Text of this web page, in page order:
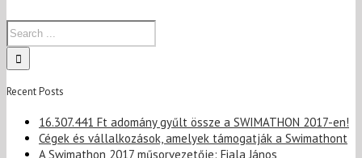
Recent Posts
16.307.441 Ft adomány gyűlt össze a SWIMATHON 2017-en!
Cégek és vállalkozások, amelyek támogatják a Swimathont
A Swimathon 2017 műsorvezetője: Fiala János